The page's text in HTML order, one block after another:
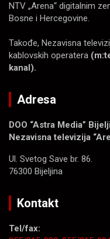
NTV „Arena“ digitalnim
Bosne i Hercegovine.
Takođe, Nezavisna
kablovskih operatera
kanal).
Adresa
DOO “Astra Media”
Nezavisna televizija
Ul. Svetog Save br. 86.
76300 Bijeljina
Kontakt
Tel/fax: